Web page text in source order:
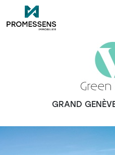
GRAND